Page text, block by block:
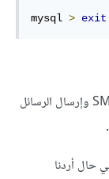
mysql > exit
سنقوم بإعداد Postfix ليستلم معالجة اتصالات SMTP وإرسال الرسائل
حال أردنا